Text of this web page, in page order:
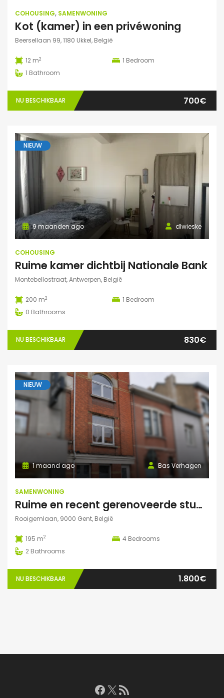
COHOUSING, SAMENWONING
Kot (kamer) in een privéwoning
Beersellaan 99, 1180 Ukkel, België
12 m2 1 Bedroom
1 Bathroom
NU BESCHIKBAAR 700€
NIEUW
dlwieske
9 maanden ago
COHOUSING
Ruime kamer dichtbij Nationale Bank
Montebellostraat, Antwerpen, België
200 m2 1 Bedroom
0 Bathrooms
NU BESCHIKBAAR 830€
NIEUW
Bas Verhagen
1 maand ago
SAMENWONING
Ruime en recent gerenoveerde studentenwoning op toplocatie in Gent
Rooigemlaan, 9000 Gent, België
195 m2 4 Bedrooms
2 Bathrooms
NU BESCHIKBAAR 1.800€
Facebook
X RSS feed